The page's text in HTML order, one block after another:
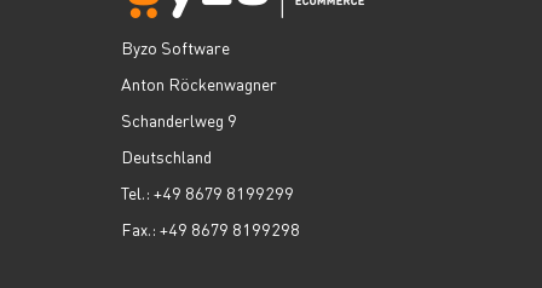
Byzo Software
Anton Röckenwagner
Schanderlweg 9
Deutschland
Tel.: +49 8679 8199299
Fax.: +49 8679 8199298